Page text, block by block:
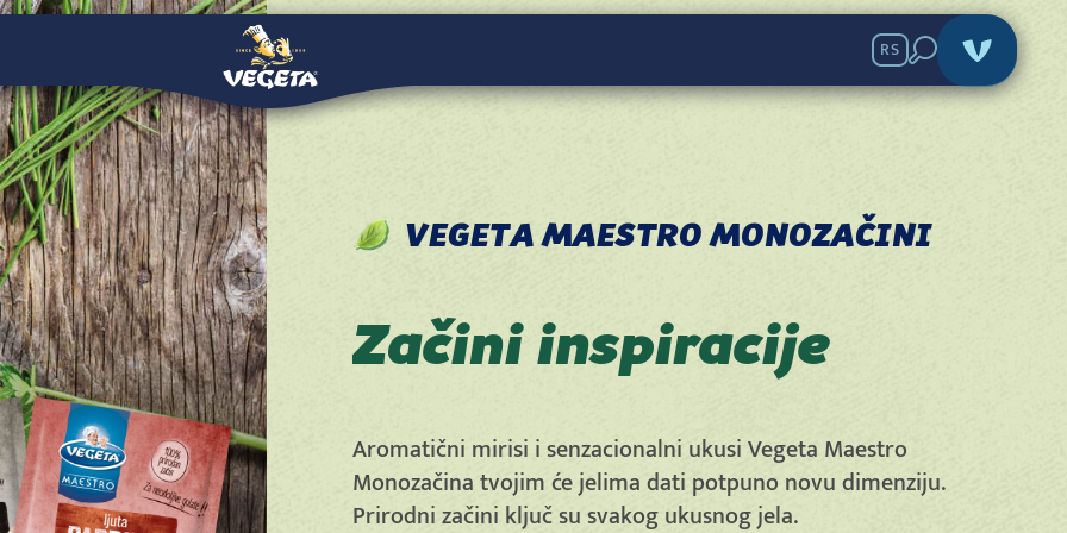
RS
VEGETA MAESTRO MONOZAČINI
Začini inspiracije
Aromatični mirisi i senzacionalni ukusi Vegeta Maestro
Monozačina tvojim će jelima dati potpuno novu dimenziju.
Prirodni začini ključ su svakog ukusnog jela.